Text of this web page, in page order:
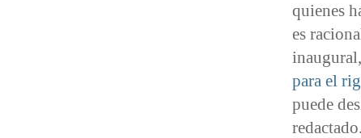
quienes
es
para el
puede
redactado.